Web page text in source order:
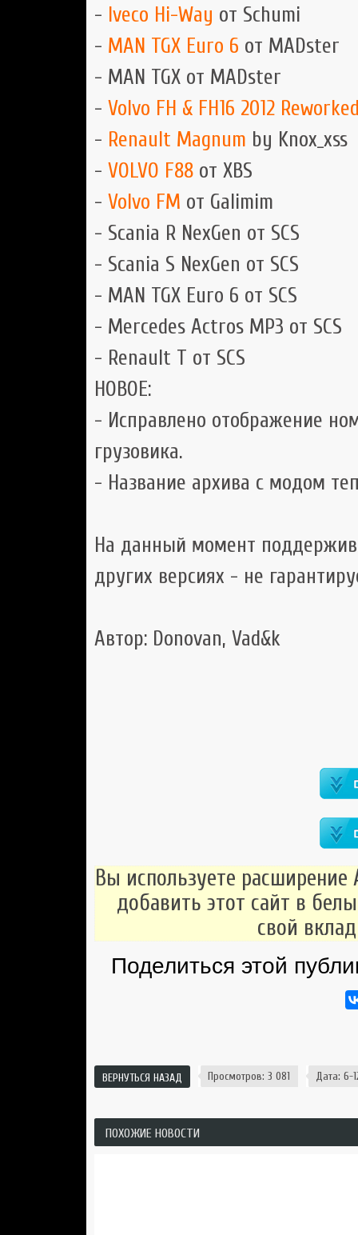
- Iveco Hi-Way от Schumi
- MAN TGX Euro 6 от MADster
- MAN TGX от MADster
- Volvo FH & FH16 2012
- Renault Magnum by Knox_xss
- VOLVO F88 от XBS
- Volvo FM от Galimim
- Scania R NexGen от SCS
- Scania S NexGen от SCS
- MAN TGX Euro 6 от SCS
- Mercedes Actros MP3 от SCS
- Renault T от SCS
НОВОЕ:
- Исправлено отображение
грузовика.
- Название архива с модом
На данный момент
других версиях - не
Автор: Donovan, Vad&k
Вы используете
добавить этот сайт в
свой
Поделиться этой
ВЕРНУТЬСЯ НАЗАД Просмотров: 3 081 Дата: 6-
ПОХОЖИЕ НОВОСТИ